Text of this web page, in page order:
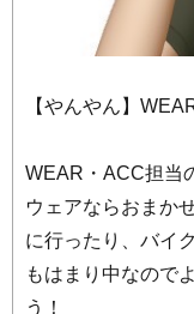
【やんやん】
WEAR・ACC担当
ウェアならおまか
に行ったり、バイ
もはまり中なので
う！